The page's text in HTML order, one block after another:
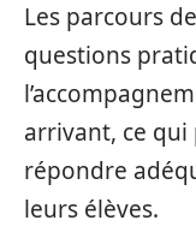
Les parcours
questions
arrivant, ce qui
répondre
leurs élèves.